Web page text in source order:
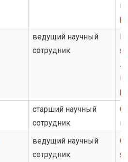
ведущий научный
сотрудник
старший научный
сотрудник
ведущий научный
сотрудник